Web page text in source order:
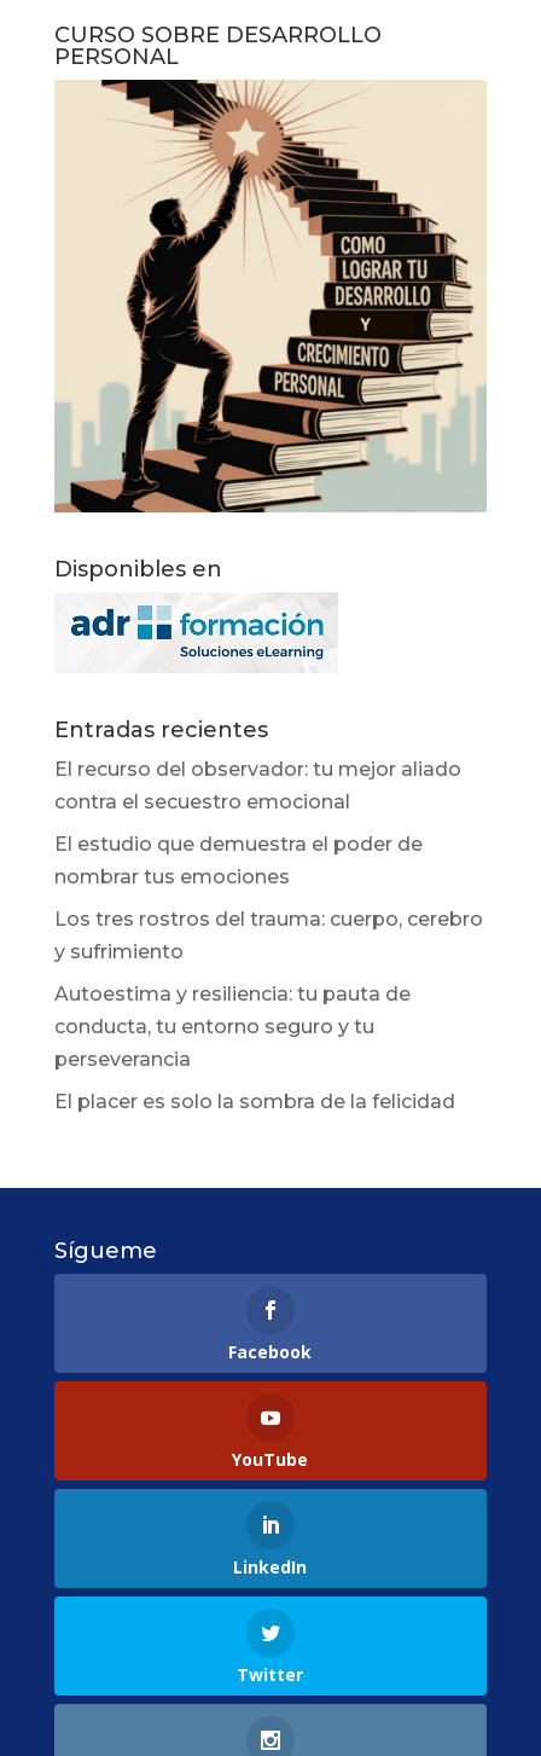
CURSO SOBRE DESARROLLO
PERSONAL
Disponibles en
Entradas recientes
El recurso del observador: tu mejor aliado
contra el secuestro emocional
El estudio que demuestra el poder de
nombrar tus emociones
Los tres rostros del trauma: cuerpo, cerebro
y sufrimiento
Autoestima y resiliencia: tu pauta de
conducta, tu entorno seguro y tu
perseverancia
El placer es solo la sombra de la felicidad
Sígueme
Facebook
YouTube
LinkedIn
Twitter